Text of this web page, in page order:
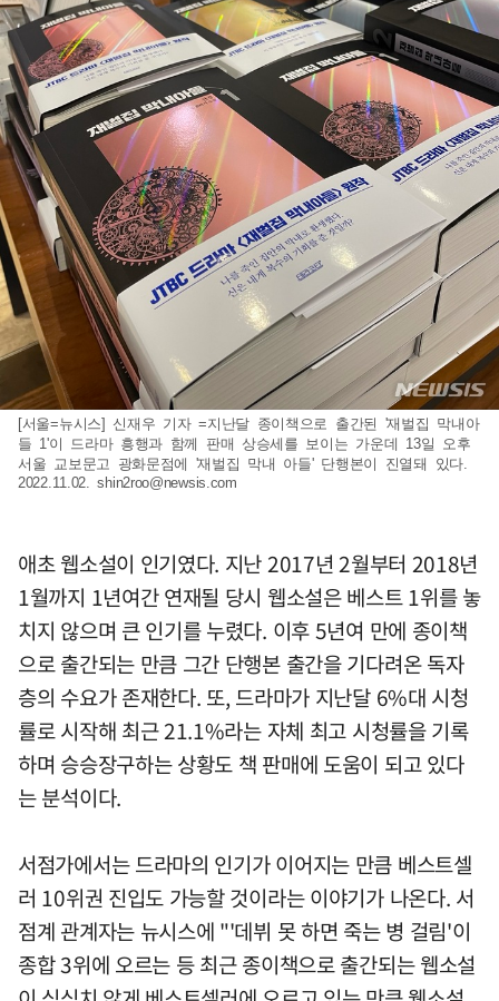
[서울=뉴시스] 신재우 기자 =지난달 종이책으로 출간된 '재벌집 막내아
들 1'이 드라마 흥행과 함께 판매 상승세를 보이는 가운데 13일 오후
서울 교보문고 광화문점에 '재벌집 막내 아들' 단행본이 진열돼 있다.
2022.11.02.shin2roo@newsis.com
애초 웹소설이 인기였다. 지난 2017년 2월부터 2018년
1월까지 1년여간 연재될 당시 웹소설은 베스트 1위를 놓
치지 않으며 큰 인기를 누렸다. 이후 5년여 만에 종이책
으로 출간되는 만큼 그간 단행본 출간을 기다려온 독자
층의 수요가 존재한다. 또, 드라마가 지난달 6%대 시청
률로 시작해 최근 21.1%라는 자체 최고 시청률을 기록
하며 승승장구하는 상황도 책 판매에 도움이 되고 있다
는 분석이다.
서점가에서는 드라마의 인기가 이어지는 만큼 베스트셀
러 10위권 진입도 가능할 것이라는 이야기가 나온다. 서
점계 관계자는 뉴시스에 "'데뷔 못 하면 죽는 병 걸림'이
종합 3위에 오르는 등 최근 종이책으로 출간되는 웹소설